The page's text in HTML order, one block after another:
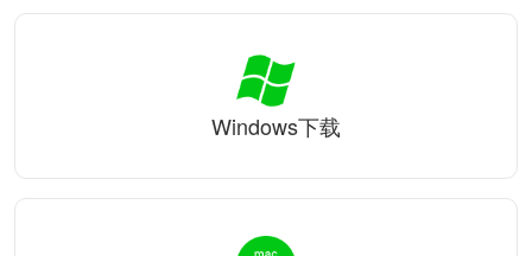
Windows下载